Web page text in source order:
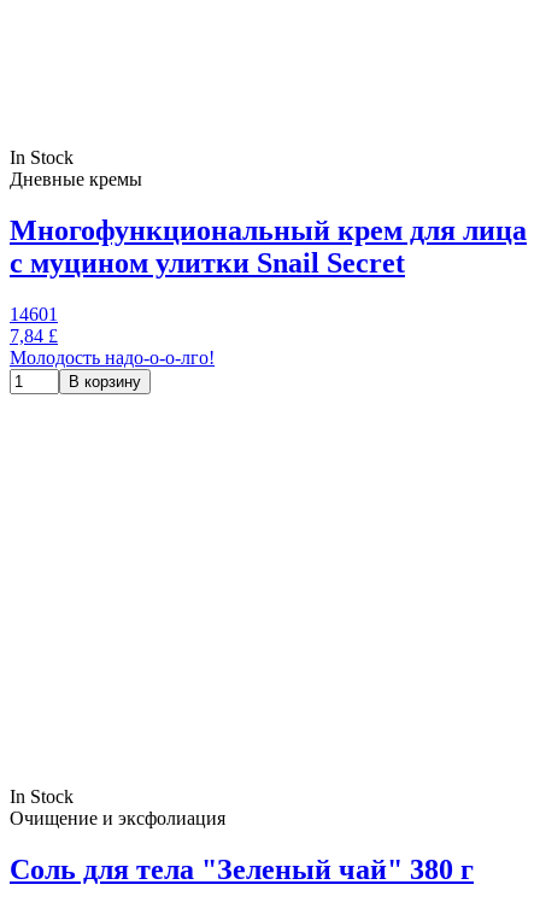
In Stock
Дневные кремы
Многофункциональный крем для лица
с муцином улитки Snail Secret
14601
7,84 £
Молодость надо-о-о-лго!
В корзину
In Stock
Oчищение и эксфолиация
Соль для тела "Зеленый чай" 380 г